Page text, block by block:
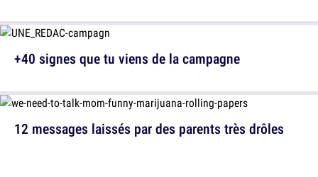
12 messages laissés par des parents très drôles
+40 signes que tu viens de la campagne